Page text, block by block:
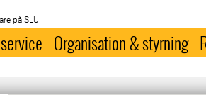
på SLU
Organisation & styrning